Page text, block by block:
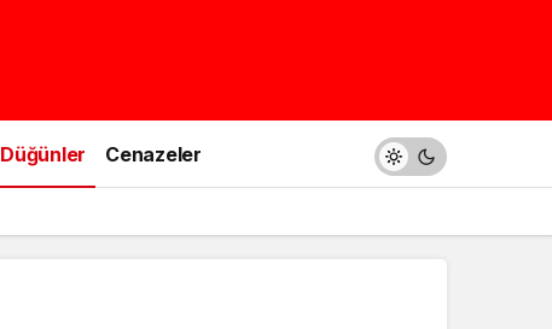
Düğünler Cenazeler